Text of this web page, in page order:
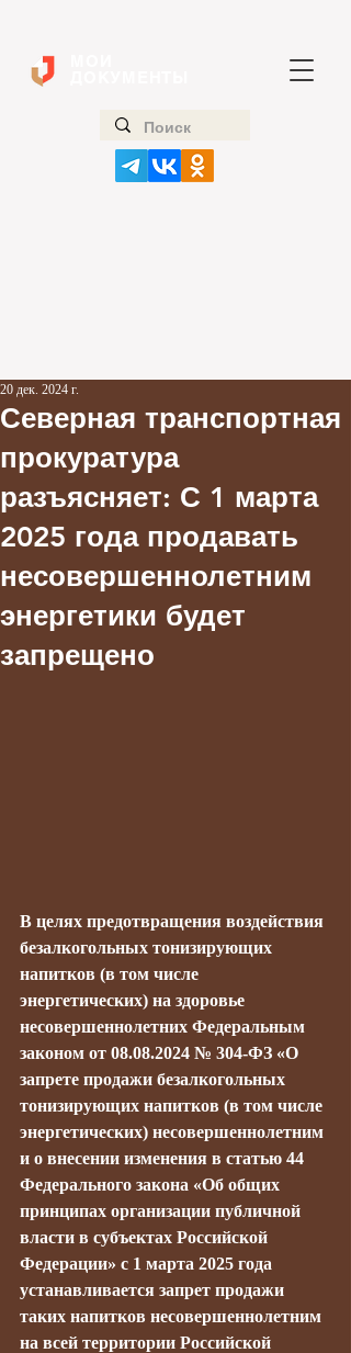
Северная транспортная
прокуратура
разъясняет: С 1 марта
2025 года продавать
несовершеннолетним
энергетики будет
запрещено
20 дек. 2024 г.
В целях предотвращения воздействия
безалкогольных тонизирующих
напитков (в том числе
энергетических) на здоровье
несовершеннолетних Федеральным
законом от 08.08.2024 № 304-ФЗ «О
запрете продажи безалкогольных
тонизирующих напитков (в том числе
энергетических) несовершеннолетним
и о внесении изменения в статью 44
Федерального закона «Об общих
принципах организации публичной
власти в субъектах Российской
Федерации» с 1 марта 2025 года
устанавливается запрет продажи
таких напитков несовершеннолетним
на всей территории Российской